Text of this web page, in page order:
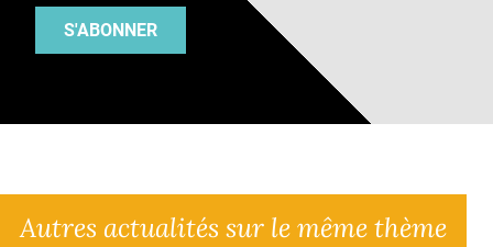
S'ABONNER
Autres actualités sur le même thème